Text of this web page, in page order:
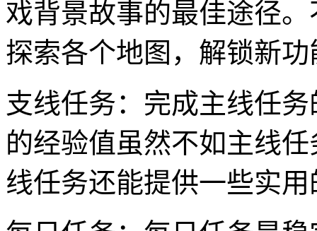
戏背景故事的最佳途径
探索各个地图，解锁新功
支线任务：完成主线任
的经验值虽然不如主线
线任务还能提供一些实